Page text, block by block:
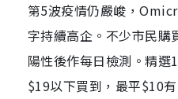
第5波疫情仍嚴峻，
字持續高企。不少市民購
陽性後作每日檢測。精
$19以下買到，最平$10